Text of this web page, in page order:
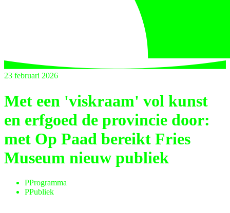
23 februari 2026
Met een 'viskraam' vol kunst
en erfgoed de provincie door:
met Op Paad bereikt Fries
Museum nieuw publiek
PProgramma
PPubliek